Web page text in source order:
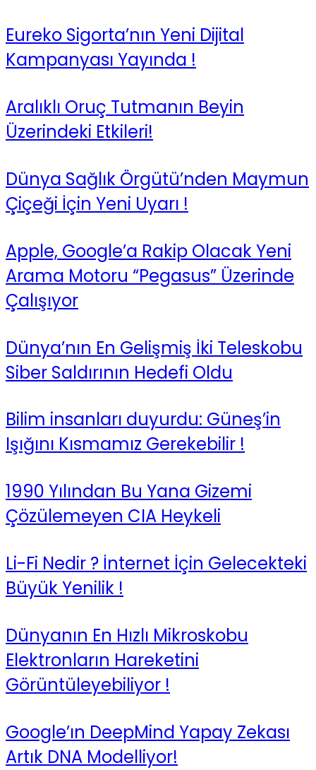
Eureko Sigorta’nın Yeni Dijital
Kampanyası Yayında !
Aralıklı Oruç Tutmanın Beyin
Üzerindeki Etkileri!
Dünya Sağlık Örgütü’nden Maymun
Çiçeği İçin Yeni Uyarı !
Apple, Google’a Rakip Olacak Yeni
Arama Motoru “Pegasus” Üzerinde
Çalışıyor
Dünya’nın En Gelişmiş İki Teleskobu
Siber Saldırının Hedefi Oldu
Bilim insanları duyurdu: Güneş’in
Işığını Kısmamız Gerekebilir !
1990 Yılından Bu Yana Gizemi
Çözülemeyen CIA Heykeli
Li-Fi Nedir ? İnternet İçin Gelecekteki
Büyük Yenilik !
Dünyanın En Hızlı Mikroskobu
Elektronların Hareketini
Görüntüleyebiliyor !
Google’ın DeepMind Yapay Zekası
Artık DNA Modelliyor!